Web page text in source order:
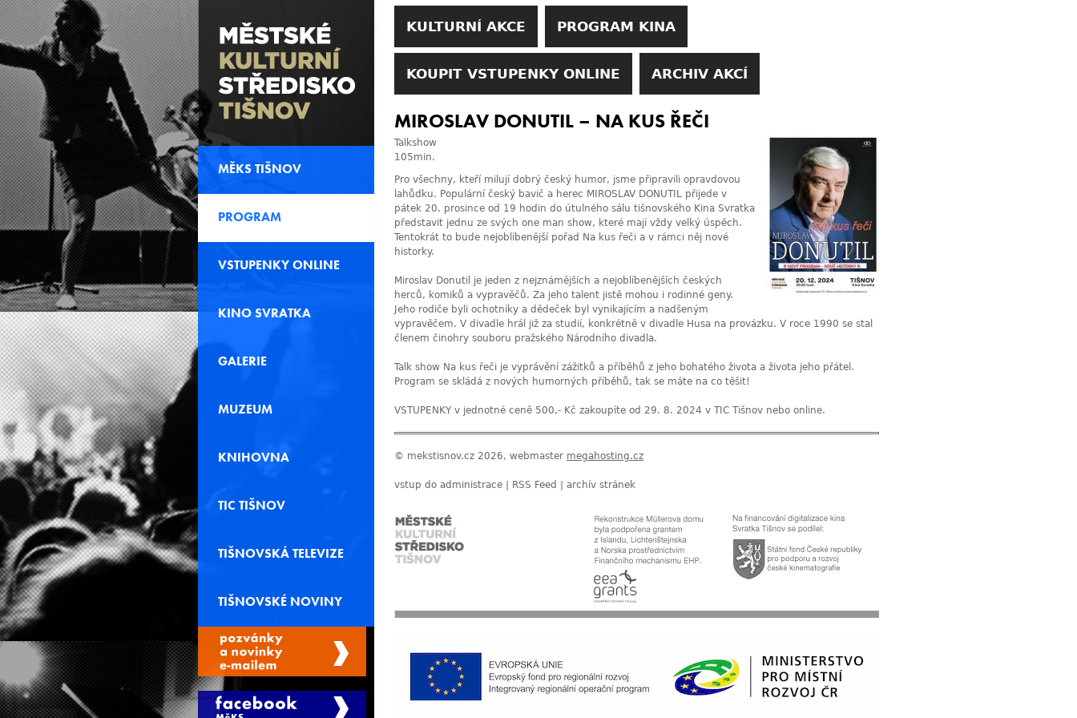
KULTURNÍ AKCE PROGRAM KINA
KOUPIT VSTUPENKY ONLINE ARCHIV AKCÍ
MIROSLAV DONUTIL – NA KUS ŘEČI
Talkshow
105min.
Pro všechny, kteří milují dobrý český humor, jsme připravili opravdovou
lahůdku. Populární český bavič a herec MIROSLAV DONUTIL přijede v
pátek 20. prosince od 19 hodin do útulného sálu tišnovského Kina Svratka
představit jednu ze svých one man show, které mají vždy velký úspěch.
Tentokrát to bude nejoblíbenější pořad Na kus řeči a v rámci něj nové
historky.
Miroslav Donutil je jeden z nejznámějších a nejoblíbenějších českých
herců, komiků a vypravěčů. Za jeho talent jistě mohou i rodinné geny.
Jeho rodiče byli ochotníky a dědeček byl vynikajícím a nadšeným
vypravěčem. V divadle hrál již za studií, konkrétně v divadle Husa na provázku. V roce 1990 se stal
členem činohry souboru pražského Národního divadla.
Talk show Na kus řeči je vyprávění zážitků a příběhů z jeho bohatého života a života jeho přátel.
Program se skládá z nových humorných příběhů, tak se máte na co těšit!
VSTUPENKY v jednotné ceně 500,- Kč zakoupíte od 29. 8. 2024 v TIC Tišnov nebo online.
© mekstisnov.cz 2026, webmaster megahosting.cz
vstup do administrace RSS Feed archív stránek
MĚKS TIŠNOV
PROGRAM
VSTUPENKY ONLINE
KINO SVRATKA
GALERIE
MUZEUM
KNIHOVNA
TIC TIŠNOV
TIŠNOVSKÁ TELEVIZE
TIŠNOVSKÉ NOVINY